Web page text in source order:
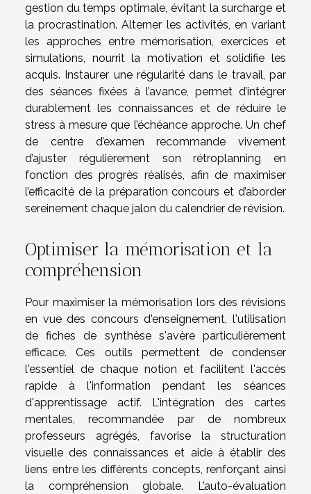
gestion du temps optimale, évitant la surcharge et
la procrastination. Alterner les activités, en variant
les approches entre mémorisation, exercices et
simulations, nourrit la motivation et solidifie les
acquis. Instaurer une régularité dans le travail, par
des séances fixées à l’avance, permet d’intégrer
durablement les connaissances et de réduire le
stress à mesure que l’échéance approche. Un chef
de centre d’examen recommande vivement
d’ajuster régulièrement son rétroplanning en
fonction des progrès réalisés, afin de maximiser
l’efficacité de la préparation concours et d’aborder
sereinement chaque jalon du calendrier de révision.
Optimiser la mémorisation et la
compréhension
Pour maximiser la mémorisation lors des révisions
en vue des concours d'enseignement, l'utilisation
de fiches de synthèse s'avère particulièrement
efficace. Ces outils permettent de condenser
l'essentiel de chaque notion et facilitent l'accès
rapide à l'information pendant les séances
d'apprentissage actif. L'intégration des cartes
mentales, recommandée par de nombreux
professeurs agrégés, favorise la structuration
visuelle des connaissances et aide à établir des
liens entre les différents concepts, renforçant ainsi
la compréhension globale. L’auto-évaluation